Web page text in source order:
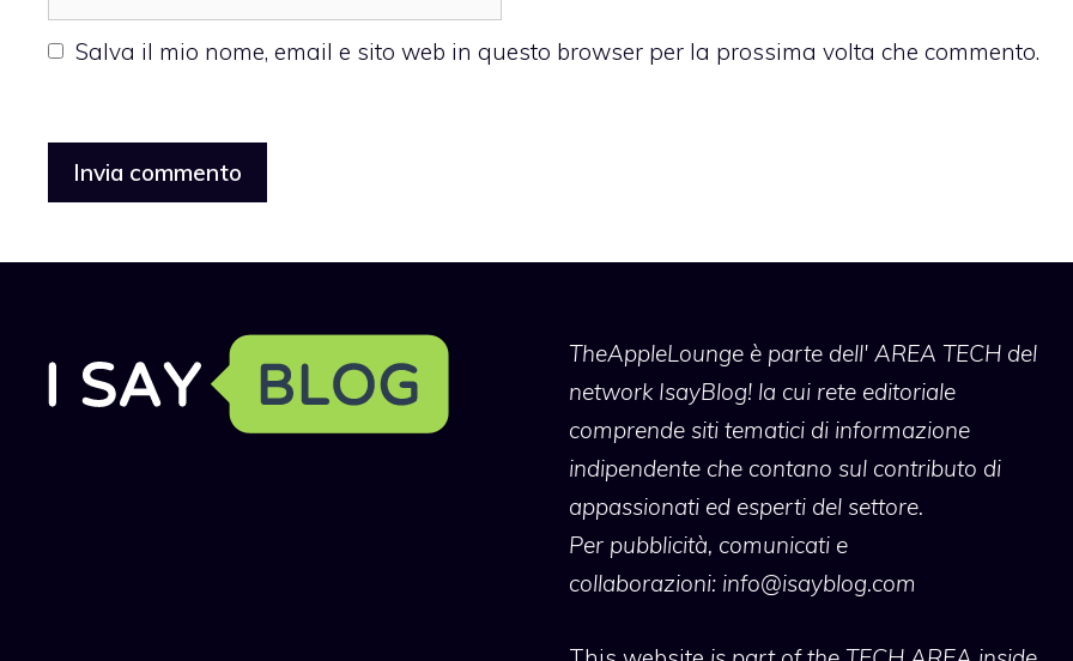
web
Salva il mio nome, email e sito web in questo browser per la prossima volta che commento.
TheAppleLoungeè parte dell' AREA TECH del
network IsayBlog! la cui rete editoriale
comprende siti tematici di informazione
indipendente che contano sul contributo di
appassionati ed esperti del settore.
Per pubblicità, comunicati e
collaborazioni: info@isayblog.com